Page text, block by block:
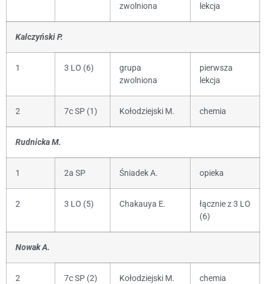
zwolniona
lekcja
Kalczyński P.
1 3 LO (6)
grupa
zwolniona
pierwsza
lekcja
2 7c SP (1) Kołodziejski M. chemia
Rudnicka M.
1 2a SP Śniadek A. opieka
2 3 LO (5) Chakauya E.
łącznie z 3 LO
(6)
Nowak A.
2 7c SP (2) Kołodziejski M. chemia